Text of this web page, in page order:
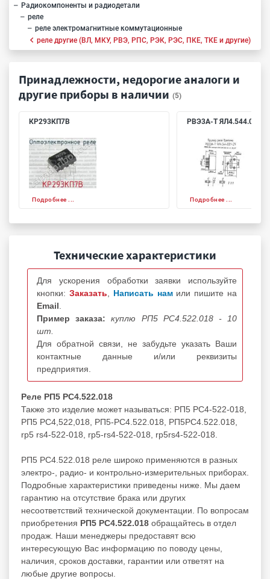
Радиокомпоненты и радиодетали
реле
реле электромагнитные коммутационные
реле другие (ВЛ, МКУ, РВЭ, РПС, РЭК, РЭС, ПКЕ, ТКЕ и другие)
Принадлежности, недорогие аналоги и
другие приборы в наличии (5)
КР293КП7В
Подробнее ...
РВЭ3А-Т ЯЛ4.544.001-
Подробнее ...
Технические характеристики
Для ускорения обработки заявки используйте
кнопки: Заказать Написать нам или пишите на
Email
Пример заказа:
куплю РП5 РС4.522.018 - 10
шт.
Для обратной связи, не забудьте указать Ваши
контактные данные и/или реквизиты
предприятия.
Реле РП5 РС4.522.018
Также это изделие может называться: РП5 РС4-522-018,
РП5 РС4,522,018, РП5-РС4.522.018, РП5РС4.522.018,
rp5 rs4-522-018, rp5-rs4-522-018, rp5rs4-522-018.
РП5 РС4.522.018 реле широко применяются в разных
электро-, радио- и контрольно-измерительных приборах.
Подробные характеристики приведены ниже. Мы даем
гарантию на отсутствие брака или других
несоответствий технической документации. По вопросам
приобретения РП5 РС4.522.018 обращайтесь в отдел
продаж. Наши менеджеры предоставят всю
интересующую Вас информацию по поводу цены,
наличия, сроков доставки, гарантии или ответят на
любые другие вопросы.